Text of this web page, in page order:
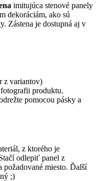
imitujúca stenové panely
dekoráciám, ako sú
Zástena je dostupná aj v
z variantov)
fotografii produktu.
pomocou pásky a
z ktorého je
odlepiť panel z
požadované miesto. Ďalší
;)